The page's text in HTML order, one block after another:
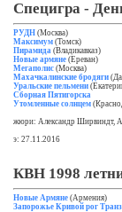
Специгра -
РУДН (Москва)
Максимум (Томск)
Пирамида (Владикавказ)
Новые армяне (Ереван)
Мегаполис (Москва)
Махачкалинские бродяги
Уральские пельмени
Сборная Пятигорска
Утомленные солнцем
жюри: Александр Ширвиндт,
э: 27.11.2016
КВН 1998
Новые Армяне (Армения)
Запорожье Кривой рог